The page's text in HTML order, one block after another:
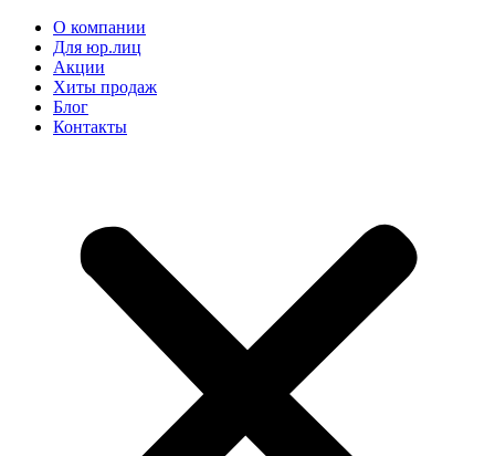
О компании
Для юр.лиц
Акции
Хиты продаж
Блог
Контакты